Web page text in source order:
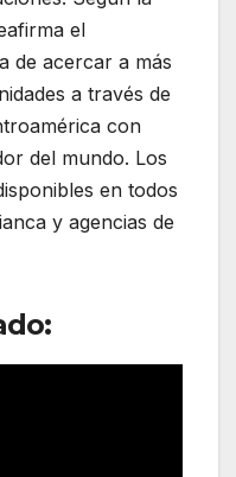
el
de acercar a más
a través de
con
del mundo. Los
en todos
y agencias de